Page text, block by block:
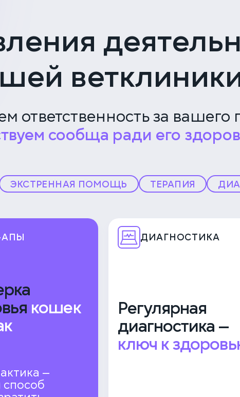
ответственность за вашего
сообща ради его
ЭКСТРЕННАЯ ПОМОЩЬ ТЕРАПИЯ
АПЫ
кошек
—
ДИАГНОСТИКА
Регулярная
диагностика —
ключ к